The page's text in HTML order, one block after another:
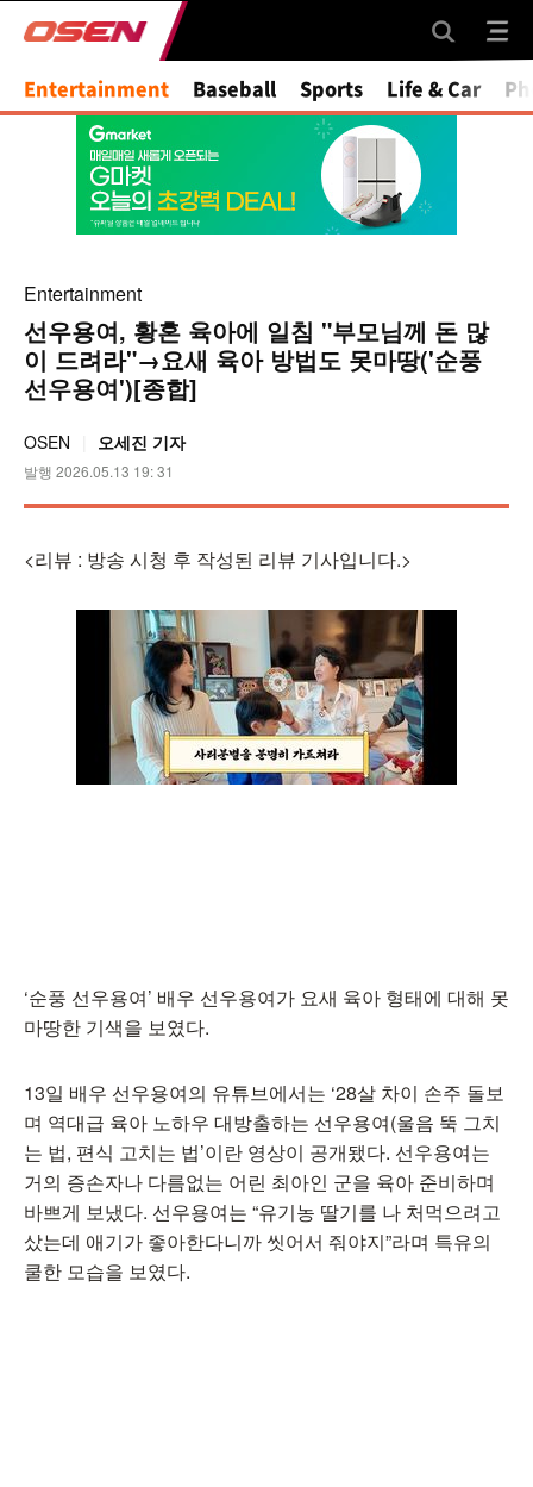
Mute
Entertainment Baseball Sports Life & Car
Entertainment
선우용여, 황혼 육아에 일침 "부모님께 돈 많
이 드려라"→요새 육아 방법도 못마땅('순풍
선우용여')[종합]
OSEN 오세진 기자
발행 2026.05.13 19: 31
<리뷰 : 방송 시청 후 작성된 리뷰 기사입니다.>
‘순풍 선우용여’ 배우 선우용여가 요새 육아 형태에 대해 못
마땅한 기색을 보였다.
13일 배우 선우용여의 유튜브에서는 ‘28살 차이 손주 돌보
며 역대급 육아 노하우 대방출하는 선우용여(울음 뚝 그치
는 법, 편식 고치는 법’이란 영상이 공개됐다. 선우용여는
거의 증손자나 다름없는 어린 최아인 군을 육아 준비하며
바쁘게 보냈다. 선우용여는 “유기농 딸기를 나 처먹으려고
샀는데 애기가 좋아한다니까 씻어서 줘야지”라며 특유의
쿨한 모습을 보였다.